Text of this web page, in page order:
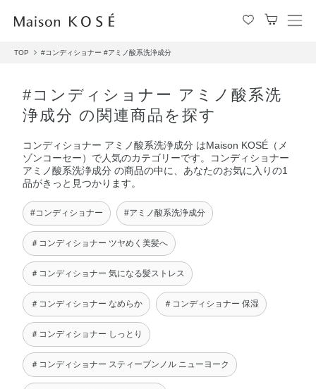
メ
TOP #コンディショナー #アミノ酸系洗浄成分
#コンディショナー アミノ酸系洗
浄成分 の関連商品を探す
コンディショナー アミノ酸系洗浄成分 はMaison KOSÉ（メ
ゾンコーセー）で人気のカテゴリーです。コンディショナー
アミノ酸系洗浄成分 の商品の中に、あなたのお気に入りの1
品がきっと見つかります。
#コンディショナー #アミノ酸系洗浄成分
＃コンディショナー ツヤめく美髪へ
＃コンディショナー 気になる髪ストレス
＃コンディショナー なめらか ＃コンディショナー 保湿
＃コンディショナー しっとり
＃コンディショナー スティーブンノル ニューヨーク